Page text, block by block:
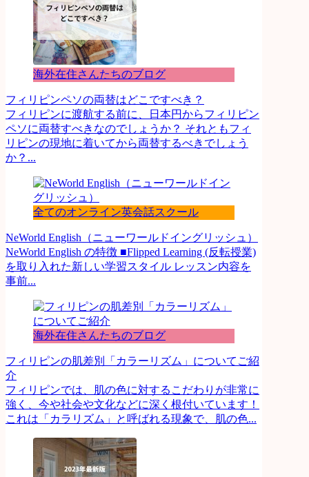
海外在住さんたちのブログ
フィリピンペソの両替はどこですべき？
フィリピンに渡航する前に、日本円からフィリピン
ペソに両替すべきなのでしょうか？ それともフィ
リピンの現地に着いてから両替するべきでしょう
か？...
全てのオンライン英会話スクール
NeWorld English（ニューワールドイングリッシュ）
NeWorld English の特徴 ■Flipped Learning (反転授業)
を取り入れた新しい学習スタイル レッスン内容を
事前...
海外在住さんたちのブログ
フィリピンの肌差別「カラーリズム」についてご紹
介
フィリピンでは、肌の色に対するこだわりが非常に
強く、今や社会や文化などに深く根付いています！
これは「カラリズム」と呼ばれる現象で、肌の色...